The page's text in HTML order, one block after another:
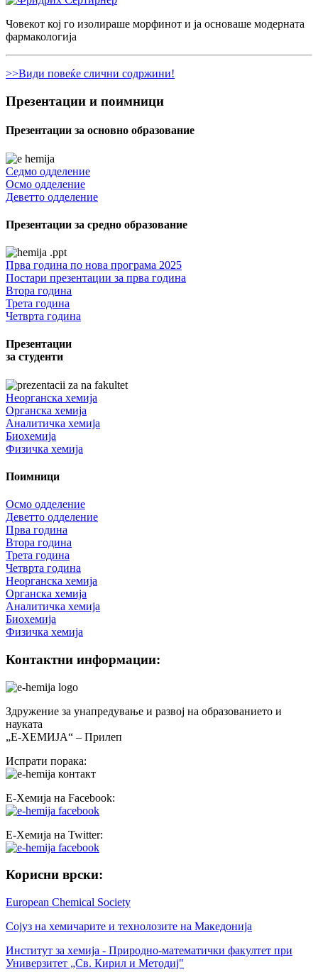
Човекот кој го изолираше морфинот и ја основаше модерната
фармакологија
>>Види повеќе слични содржини!
Презентации и поимници
Презентации за основно образование
Седмо одделение
Осмо одделение
Деветто одделение
Презентации за средно образование
Прва година по нова програма 2025
Постари презентации за прва година
Втора година
Трета година
Четврта година
Презентации
за студенти
Неорганска хемија
Органска хемија
Аналитичка хемија
Биохемија
Физичка хемија
Поимници
Осмо одделение
Деветто одделение
Прва година
Втора година
Трета година
Четврта година
Неорганска хемија
Органска хемија
Аналитичка хемија
Биохемија
Физичка хемија
Контактни информации:
Здружение за унапредување и развој на образованието и
науката
„Е-ХЕМИЈА“ – Прилеп
Испрати порака:
Е-Хемија на Facebook:
Е-Хемија на Twitter:
Корисни врски:
European Chemical Society
Сојуз на хемичарите и технолозите на Македонија
Институт за хемија - Природно-математички факултет при
Универзитет „Св. Кирил и Методиј"